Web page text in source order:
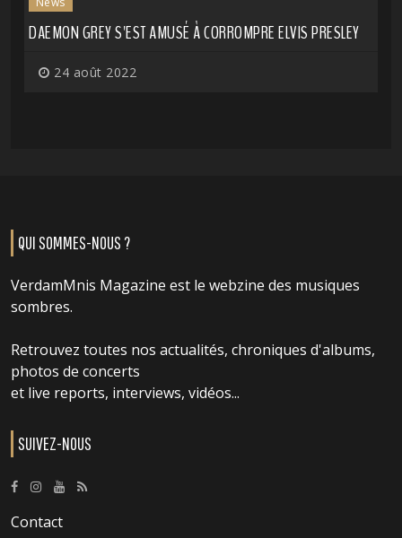
DAEMON GREY S'EST AMUSÉ À CORROMPRE ELVIS PRESLEY
24 août 2022
QUI SOMMES-NOUS ?
VerdamMnis Magazine est le webzine des musiques
sombres.
Retrouvez toutes nos actualités, chroniques d'albums,
photos de concerts
et live reports, interviews, vidéos...
SUIVEZ-NOUS
Contact